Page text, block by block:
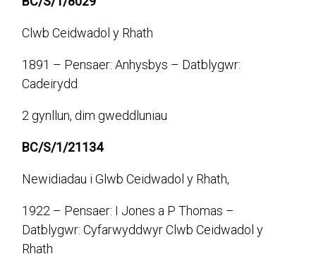
Clwb Ceidwadol y Rhath
1891 – Pensaer: Anhysbys – Datblygwr:
Cadeirydd
2 gynllun, dim gweddluniau
BC/S/1/21134
Newidiadau i Glwb Ceidwadol y Rhath,
1922 – Pensaer: I Jones a P Thomas –
Datblygwr: Cyfarwyddwyr Clwb Ceidwadol y
Rhath